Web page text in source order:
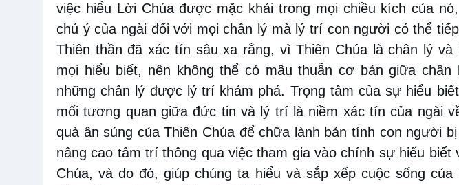
việc hiểu Lời Chúa được mặc khải trong mọi chiều kích của
chú ý của ngài đối với mọi chân lý mà lý trí con người có thể
Thiên thần đã xác tín sâu xa rằng, vì Thiên Chúa là chân lý và
mọi hiểu biết, nên không thể có mâu thuẫn cơ bản giữa chân
những chân lý được lý trí khám phá. Trọng tâm của sự hiểu
mối tương quan giữa đức tin và lý trí là niềm xác tín của ngài
quà ân sủng của Thiên Chúa để chữa lành bản tính con người
nâng cao tâm trí thông qua việc tham gia vào chính sự hiểu biết
Chúa, và do đó, giúp chúng ta hiểu và sắp xếp cuộc sống của